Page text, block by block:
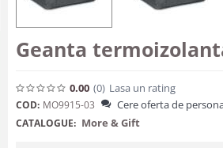
Geanta
0.00 (0) Lasa un rating
COD: MO9915-03 Cere oferta de
CATALOGUE: More & Gift